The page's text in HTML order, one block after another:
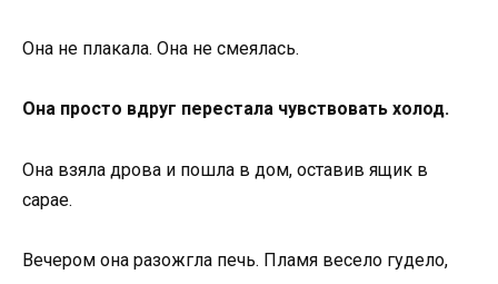
Она не плакала. Она не смеялась.
Она просто вдруг перестала чувствовать холод.
Она взяла дрова и пошла в дом, оставив ящик в
сарае.
Вечером она разожгла печь. Пламя весело гудело,